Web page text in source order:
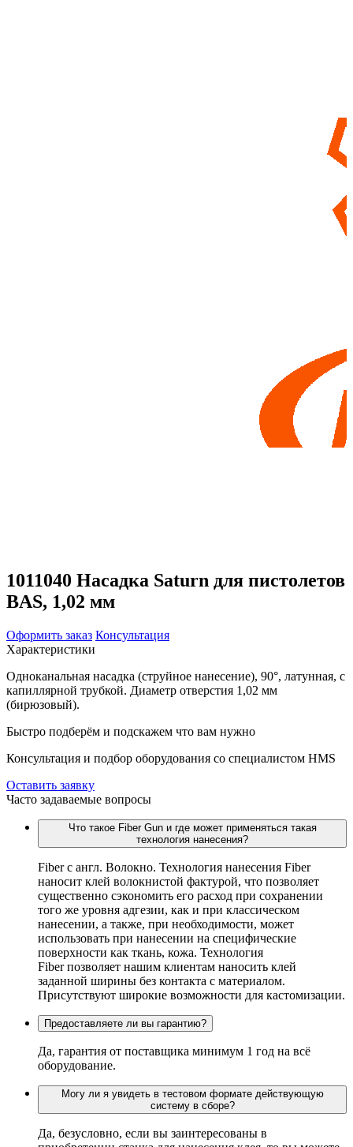
1011040 Насадка Saturn для пистолетов
BAS, 1,02 мм
Оформить заказ Консультация
Характеристики
Одноканальная насадка (струйное нанесение), 90°, латунная, с
капиллярной трубкой. Диаметр отверстия 1,02 мм
(бирюзовый).
Быстро подберём и подскажем что вам нужно
Консультация и подбор оборудования со специалистом HMS
Оставить заявку
Часто задаваемые вопросы
Что такое Fiber Gun и где может применяться такая
технология нанесения?
Fiber c англ. Волокно. Технология нанесения Fiber
наносит клей волокнистой фактурой, что позволяет
существенно сэкономить его расход при сохранении
того же уровня адгезии, как и при классическом
нанесении, а также, при необходимости, может
использовать при нанесении на специфические
поверхности как ткань, кожа. Технология
Fiber позволяет нашим клиентам наносить клей
заданной ширины без контакта с материалом.
Присутствуют широкие возможности для кастомизации.
Предоставляете ли вы гарантию?
Да, гарантия от поставщика минимум 1 год на всё
оборудование.
Могу ли я увидеть в тестовом формате действующую
систему в сборе?
Да, безусловно, если вы заинтересованы в